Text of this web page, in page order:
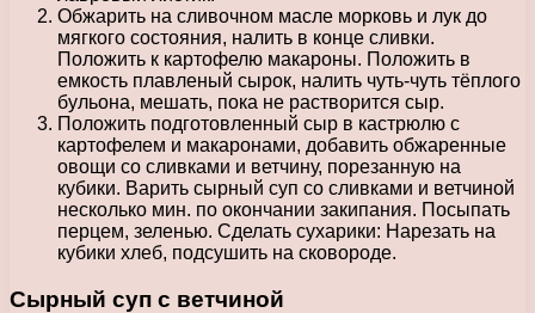
Обжарить на сливочном масле морковь и лук до
мягкого состояния, налить в конце сливки.
Положить к картофелю макароны. Положить в
емкость плавленый сырок, налить чуть-чуть тёплого
бульона, мешать, пока не растворится сыр.
Положить подготовленный сыр в кастрюлю с
картофелем и макаронами, добавить обжаренные
овощи со сливками и ветчину, порезанную на
кубики. Варить сырный суп со сливками и ветчиной
несколько мин. по окончании закипания. Посыпать
перцем, зеленью. Сделать сухарики: Нарезать на
кубики хлеб, подсушить на сковороде.
Сырный суп с ветчиной